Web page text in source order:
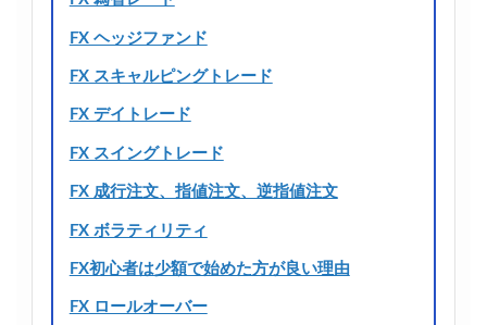
FX ヘッジファンド
FX スキャルピングトレード
FX デイトレード
FX スイングトレード
FX 成行注文、指値注文、逆指値注文
FX ボラティリティ
FX初心者は少額で始めた方が良い理由
FX ロールオーバー